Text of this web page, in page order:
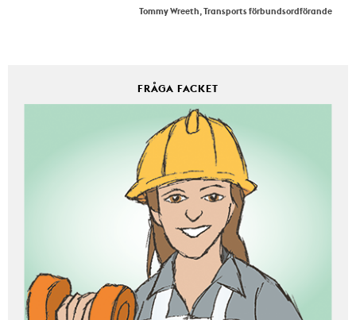
Tommy Wreeth, Transports förbundsordförande
FRÅGA FACKET